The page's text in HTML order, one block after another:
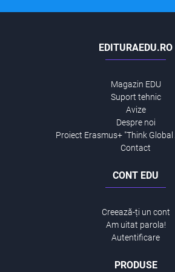
EDITURAEDU.RO
Magazin EDU
Suport tehnic
Avize
Despre noi
Proiect Erasmus+ "Think
Contact
CONT EDU
Creează-ți un cont
Am uitat parola!
Autentificare
PRODUSE